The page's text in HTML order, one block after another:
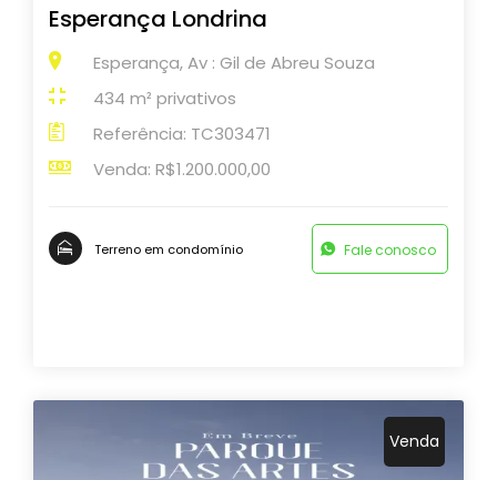
Esperança Londrina
Esperança, Av : Gil de Abreu Souza
434 m² privativos
Referência: TC303471
Venda: R$1.200.000,00
Terreno em condomínio Fale conosco
Venda